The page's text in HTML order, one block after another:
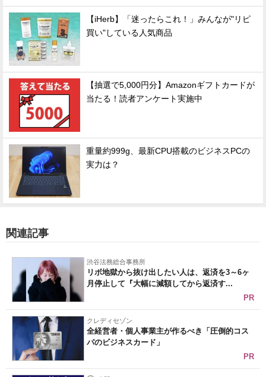
【iHerb】「迷ったらこれ！」みんなが"リピ
買い"している人気商品
【抽選で5,000円分】Amazonギフトカードが
当たる！読者アンケート実施中
重量約999g、最新CPU搭載のビジネスPCの
実力は？
関連記事
渋谷法務総合事務所
リボ地獄から抜け出したい人は、返済を3～6ヶ
月停止して『大幅に減額してから返済す...
PR
クレディセゾン
全経営者・個人事業主が作るべき「圧倒的コス
パのビジネスカード」
PR